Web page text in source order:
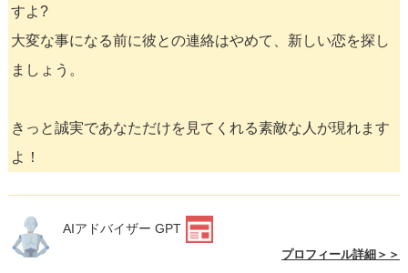
すよ?
大変な事になる前に彼との連絡はやめて、新しい恋を探し
ましょう。
きっと誠実であなただけを見てくれる素敵な人が現れます
よ！
AIアドバイザー GPT
プロフィール詳細＞＞